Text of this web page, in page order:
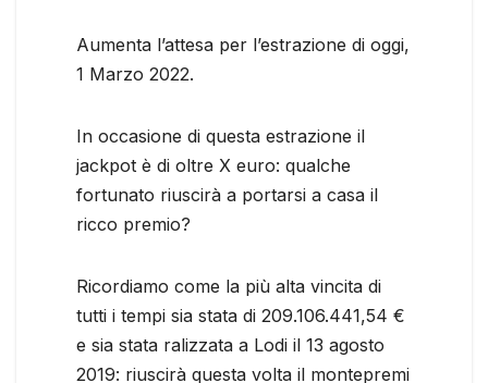
Aumenta l’attesa per l’estrazione di oggi,
1 Marzo 2022.
In occasione di questa estrazione il
jackpot è di oltre X euro: qualche
fortunato riuscirà a portarsi a casa il
ricco premio?
Ricordiamo come la più alta vincita di
tutti i tempi sia stata di 209.106.441,54 €
e sia stata ralizzata a Lodi il 13 agosto
2019: riuscirà questa volta il montepremi